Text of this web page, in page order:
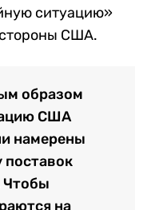
ситуацию»
стороны США.
образом
США
намерены
поставок
Чтобы
на